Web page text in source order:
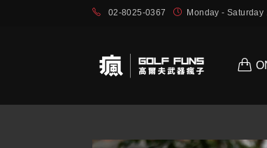
02-8025-0367 Monday - Saturday